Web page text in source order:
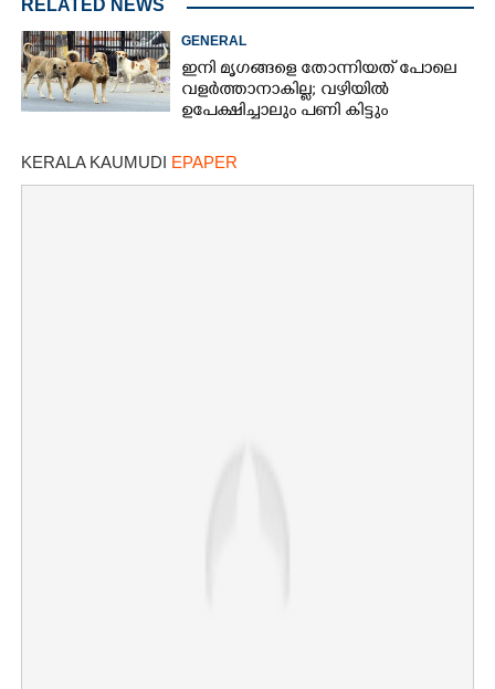
RELATED NEWS
GENERAL
ഇനി മൃഗങ്ങളെ തോന്നിയത് പോലെ
വളര്‍ത്താനാകില്ല; വഴിയില്‍
ഉപേക്ഷിച്ചാലും പണി കിട്ടും
KERALA KAUMUDI EPAPER